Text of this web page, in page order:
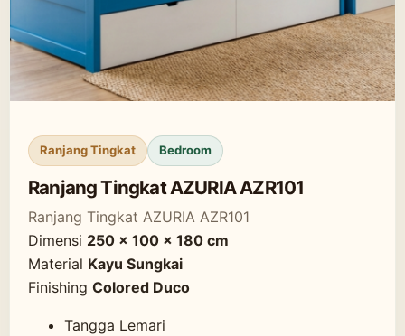
Ranjang Tingkat Bedroom
Ranjang Tingkat AZURIA AZR101
Ranjang Tingkat AZURIA AZR101
Dimensi 250 x 100 x 180 cm
Material Kayu Sungkai
Finishing Colored Duco
Tangga Lemari